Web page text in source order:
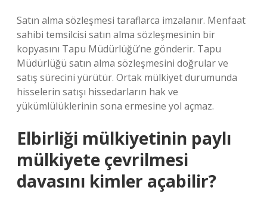
Satın alma sözleşmesi taraflarca imzalanır. Menfaat
sahibi temsilcisi satın alma sözleşmesinin bir
kopyasını Tapu Müdürlüğü’ne gönderir. Tapu
Müdürlüğü satın alma sözleşmesini doğrular ve
satış sürecini yürütür. Ortak mülkiyet durumunda
hisselerin satışı hissedarların hak ve
yükümlülüklerinin sona ermesine yol açmaz.
Elbirliği mülkiyetinin paylı
mülkiyete çevrilmesi
davasını kimler açabilir?